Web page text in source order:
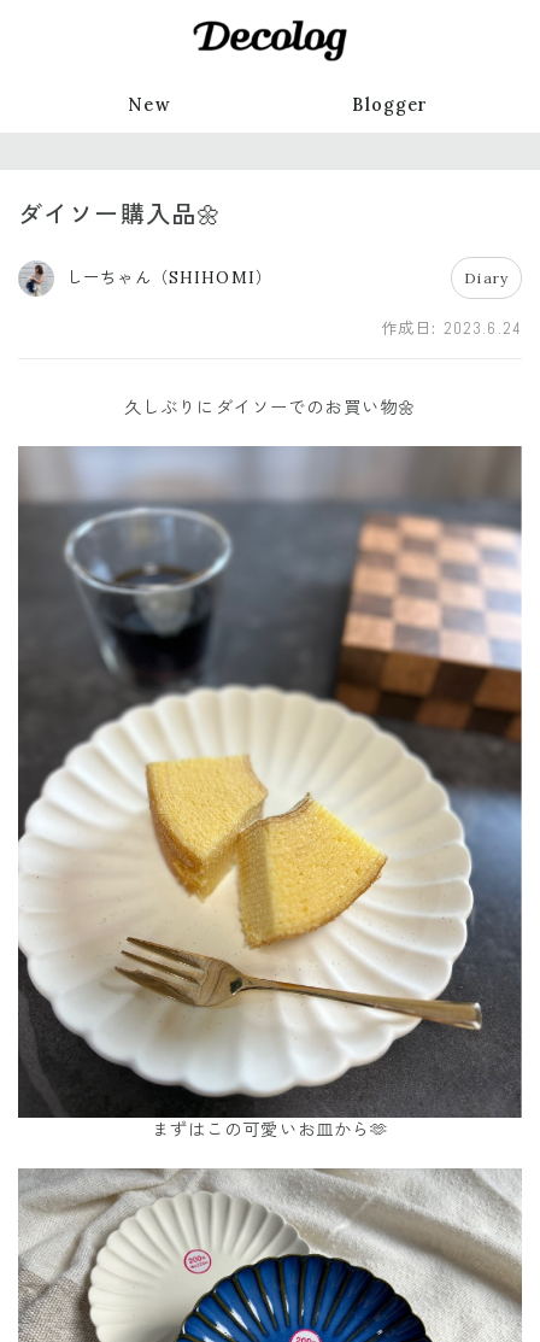
New Blogger
ダイソー購入品🌼
しーちゃん（SHIHOMI） Diary
作成日: 2023.6.24
久しぶりにダイソーでのお買い物🌼
まずはこの可愛いお皿から🫶